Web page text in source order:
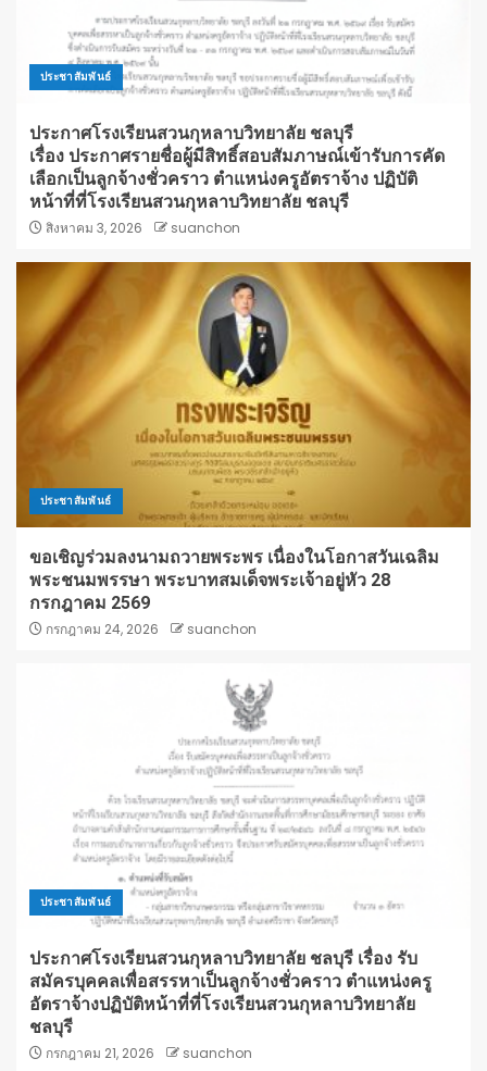
ประชาสัมพันธ์
ประกาศโรงเรียนสวนกุหลาบวิทยาลัย ชลบุรี
เรื่อง ประกาศรายชื่อผู้มีสิทธิ์สอบสัมภาษณ์เข้ารับการคัด
เลือกเป็นลูกจ้างชั่วคราว ตำแหน่งครูอัตราจ้าง ปฏิบัติ
หน้าที่ที่โรงเรียนสวนกุหลาบวิทยาลัย ชลบุรี
สิงหาคม 3, 2026 suanchon
ประชาสัมพันธ์
ขอเชิญร่วมลงนามถวายพระพร เนื่องในโอกาสวันเฉลิม
พระชนมพรรษา พระบาทสมเด็จพระเจ้าอยู่หัว 28
กรกฎาคม 2569
กรกฎาคม 24, 2026 suanchon
ประชาสัมพันธ์
ประกาศโรงเรียนสวนกุหลาบวิทยาลัย ชลบุรี เรื่อง รับ
สมัครบุคคลเพื่อสรรหาเป็นลูกจ้างชั่วคราว ตำแหน่งครู
อัตราจ้างปฏิบัติหน้าที่ที่โรงเรียนสวนกุหลาบวิทยาลัย
ชลบุรี
กรกฎาคม 21, 2026 suanchon